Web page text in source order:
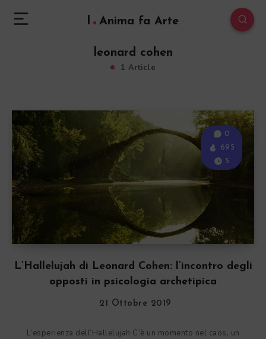
l Anima fa Arte
leonard cohen
1 Article
L’Hallelujah di Leonard Cohen: l’incontro degli
opposti in psicologia archetipica
0
695
5
21 Ottobre 2019
L’esperienza dell’Hallelujah C’è un momento nel caos, un